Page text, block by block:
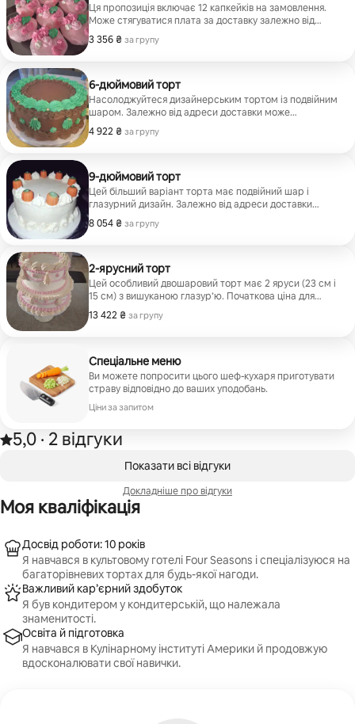
Ця пропозиція включає 12 капкейків на замовлення.
Може стягуватися плата за доставку залежно від
адреси видачі.
3 356 ₴ за групу
3 356 ₴ за групу
6-дюймовий торт
Насолоджуйтеся дизайнерським тортом із подвійним
шаром. Залежно від адреси доставки може
стягуватися плата за доставку.
4 922 ₴ за групу
4 922 ₴ за групу
9-дюймовий торт
Цей більший варіант торта має подвійний шар і
глазурний дизайн. Залежно від адреси доставки
може стягуватися плата за доставку.
8 054 ₴ за групу
8 054 ₴ за групу
2-ярусний торт
Цей особливий двошаровий торт має 2 яруси (23 см і
15 см) з вишуканою глазур’ю. Початкова ціна для
цього варіанту – 300 дол. США. Може стягуватися
плата за доставку залежно від адреси видачі.
13 422 ₴ за групу
13 422 ₴ за групу
Спеціальне меню
Ви можете попросити цього шеф-кухаря приготувати
страву відповідно до ваших уподобань.
Ціни за запитом
Оцінка: 5,0 з 5 зірок на основі 2 відгуків.
5,0
, · 2 відгуки
Показати всі відгуки
Докладніше про відгуки
Моя кваліфікація
Досвід роботи: 10 років
Я навчався в культовому готелі Four Seasons і спеціалізуюся на
багаторівневих тортах для будь-якої нагоди.
Важливий кар’єрний здобуток
Я був кондитером у кондитерській, що належала
знаменитості.
Освіта й підготовка
Я навчався в Кулінарному інституті Америки й продовжую
вдосконалювати свої навички.